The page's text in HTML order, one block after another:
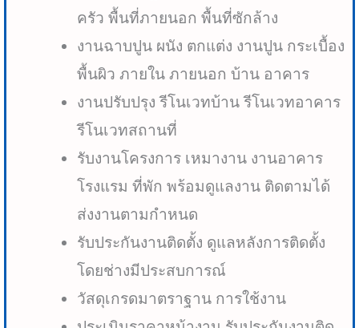
ครัว พื้นที่ภายนอก พื้นที่ซักล้าง
งานฉาบปูน ผนัง ตกแต่ง งานปูน กระเบื้อง
พื้นผิว ภายใน ภายนอก บ้าน อาคาร
งานปรับปรุง รีโนเวทบ้าน รีโนเวทอาคาร
รีโนเวทสถานที่
รับงานโครงการ เหมางาน งานอาคาร
โรงแรม ที่พัก พร้อมดูแลงาน ติดตามได้
ส่งงานตามกำหนด
รับประกันงานติดตั้ง ดูแลหลังการติดตั้ง
โดยช่างมีประสบการณ์
วัสดุเกรดมาตราฐาน การใช้งาน